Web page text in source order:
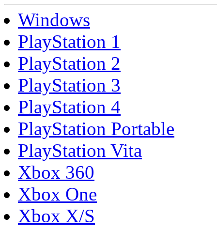
Windows
PlayStation 1
PlayStation 2
PlayStation 3
PlayStation 4
PlayStation Portable
PlayStation Vita
Xbox 360
Xbox One
Xbox X/S